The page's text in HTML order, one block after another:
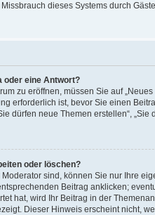
dieses Systems durch
oder eine Antwort?
zu eröffnen, müssen Sie auf
erforderlich ist, bevor Sie einen
dürfen neue Themen erstellen“,
oder löschen?
sind, können Sie nur Ihre
Beitrag anklicken;
hat, wird Ihr Beitrag in der
Dieser Hinweis erscheint nicht,